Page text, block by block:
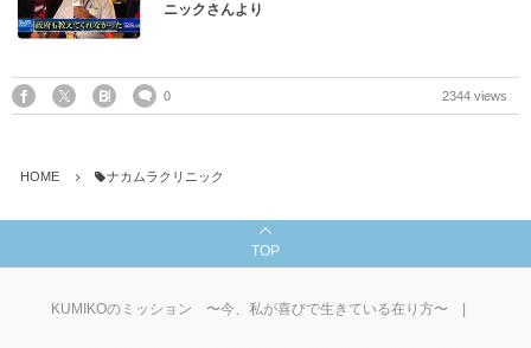
ニックさんより
0 2344 views
HOME ナカムラクリニック
TOP
KUMIKOのミッション 〜今、私が喜びで生きている在り方〜